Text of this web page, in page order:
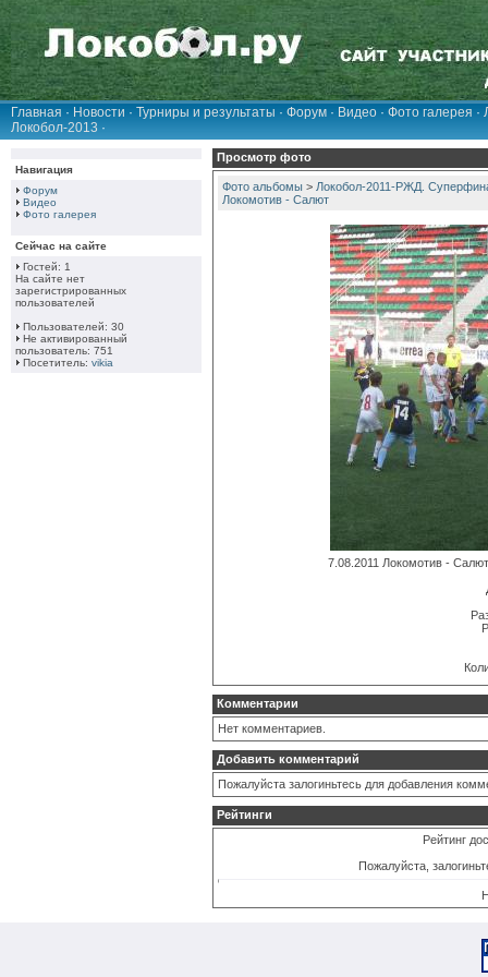
Главная · Новости · Турниры и результаты · Форум · Видео · Фото галерея ·
Локобол-2013 ·
Навигация
Форум
Видео
Фото галерея
Сейчас на сайте
Гостей: 1
На сайте нет
зарегистрированных
пользователей
Пользователей: 30
Не активированный
пользователь: 751
Посетитель: vikia
Просмотр фото
Фото альбомы > Локобол-2011-РЖД.
Локомотив - Салют
7.08.2011 Локомотив -
Комментарии
Нет комментариев.
Добавить комментарий
Пожалуйста залогиньтесь для добавления
Рейтинги
Рейтинг
Пожалуйста,